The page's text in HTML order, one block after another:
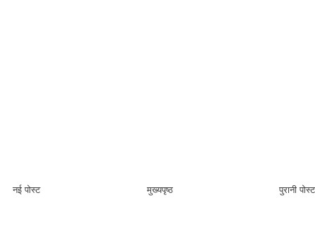
नई पोस्ट पुरानी पोस्ट
मुख्यपृष्ठ